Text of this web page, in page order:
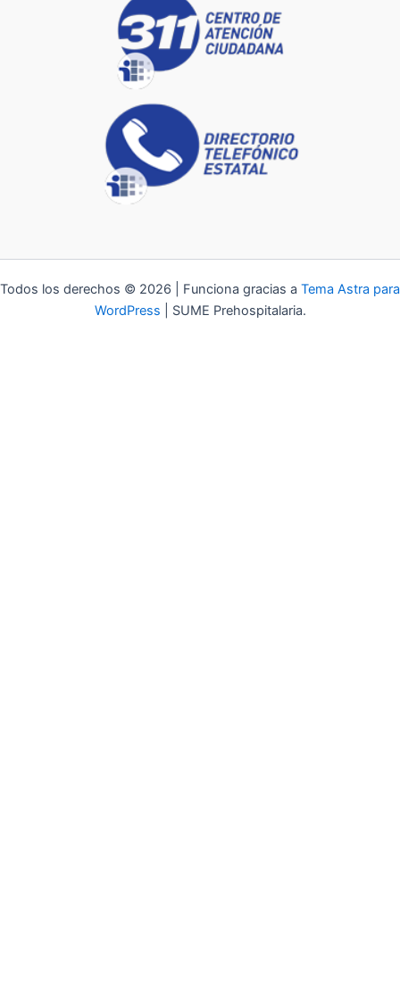
Todos los derechos © 2026 | Funciona gracias a Tema Astra para
WordPress | SUME Prehospitalaria.